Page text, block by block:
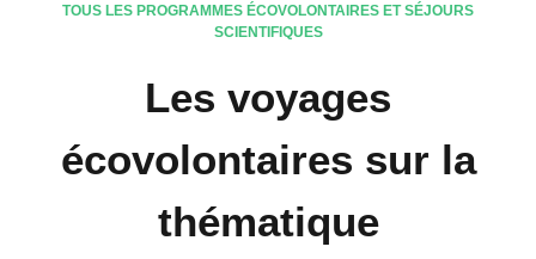
TOUS LES PROGRAMMES ÉCOVOLONTAIRES ET SÉJOURS
SCIENTIFIQUES
Les voyages
écovolontaires sur la
thématique